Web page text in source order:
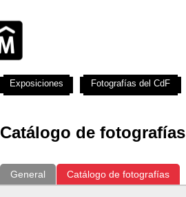
Catálogo de fotografías
General Catálogo de fotografías
Exposiciones Fotografías del CdF